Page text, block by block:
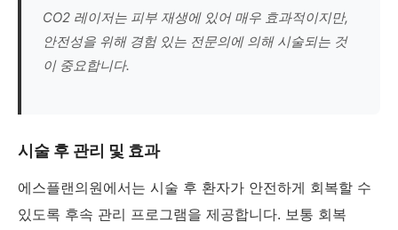
CO2 레이저는 피부 재생에 있어 매우 효과적이지만,
안전성을 위해 경험 있는 전문의에 의해 시술되는 것
이 중요합니다.
시술 후 관리 및 효과
에스플랜의원에서는 시술 후 환자가 안전하게 회복할 수
있도록 후속 관리 프로그램을 제공합니다. 보통 회복